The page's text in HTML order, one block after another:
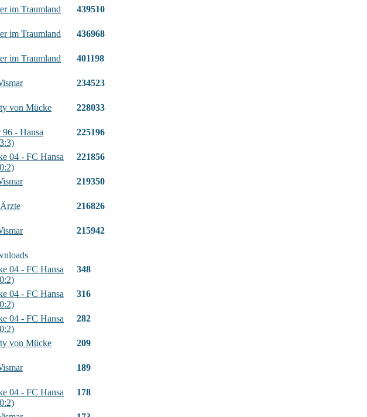
im Traumland
439510
im Traumland
436968
im Traumland
401198
234523
von Mücke 228033
- Hansa
225196
04 - FC Hansa
221856
219350
216826
215942
04 - FC Hansa
348
04 - FC Hansa
316
04 - FC Hansa
282
von Mücke 209
189
04 - FC Hansa
178